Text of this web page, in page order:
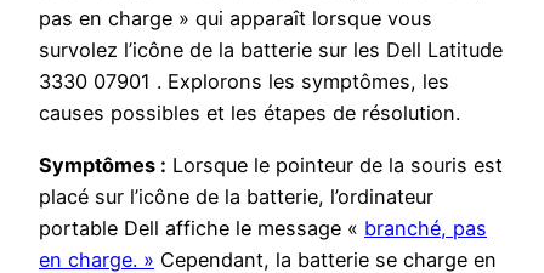
pas en charge » qui apparaît lorsque vous
survolez l’icône de la batterie sur les Dell Latitude
3330 07901 . Explorons les symptômes, les
causes possibles et les étapes de résolution.
Symptômes : Lorsque le pointeur de la souris est
placé sur l’icône de la batterie, l’ordinateur
portable Dell affiche le message « branché, pas
en charge. » Cependant, la batterie se charge en